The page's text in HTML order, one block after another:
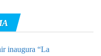
inaugura “La